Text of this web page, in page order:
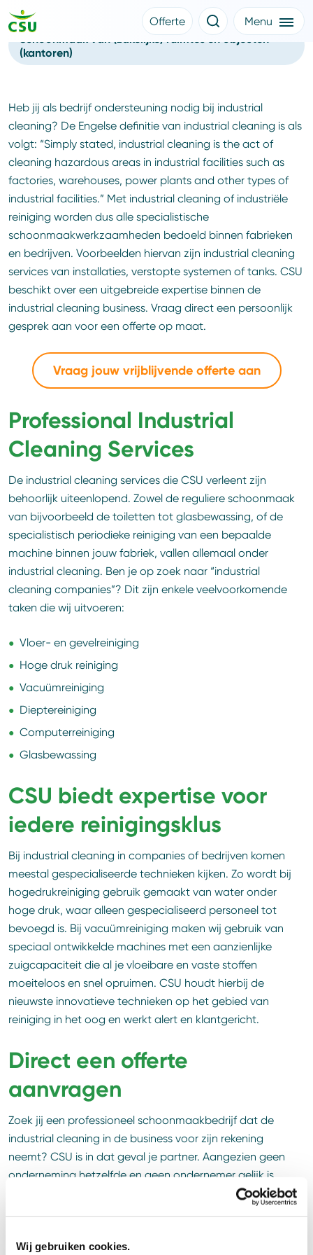
Wij gebruiken cookies.
Meer CSU
Nieuws
Werken bij CSU
Medewerkers
CSU Login
Offerte Menu
Industrial cleaning
Schoonmaak van (zakelijke) ruimtes en objecten
(kantoren)
Heb jij als bedrijf ondersteuning nodig bij industrial
cleaning? De Engelse definitie van industrial cleaning is als
volgt: “Simply stated, industrial cleaning is the act of
cleaning hazardous areas in industrial facilities such as
factories, warehouses, power plants and other types of
industrial facilities.” Met industrial cleaning of industriële
reiniging worden dus alle specialistische
schoonmaakwerkzaamheden bedoeld binnen fabrieken
en bedrijven. Voorbeelden hiervan zijn industrial cleaning
services van installaties, verstopte systemen of tanks. CSU
beschikt over een uitgebreide expertise binnen de
industrial cleaning business. Vraag direct een persoonlijk
gesprek aan voor een offerte op maat.
Vraag jouw vrijblijvende offerte aan
Professional Industrial
Cleaning Services
De industrial cleaning services die CSU verleent zijn
behoorlijk uiteenlopend. Zowel de reguliere schoonmaak
van bijvoorbeeld de toiletten tot glasbewassing, of de
specialistisch periodieke reiniging van een bepaalde
machine binnen jouw fabriek, vallen allemaal onder
industrial cleaning. Ben je op zoek naar “industrial
cleaning companies”? Dit zijn enkele veelvoorkomende
taken die wij uitvoeren:
Vloer- en gevelreiniging
Hoge druk reiniging
Vacuümreiniging
Dieptereiniging
Computerreiniging
Glasbewassing
CSU biedt expertise voor
iedere reinigingsklus
Bij industrial cleaning in companies of bedrijven komen
meestal gespecialiseerde technieken kijken. Zo wordt bij
hogedrukreiniging gebruik gemaakt van water onder
hoge druk, waar alleen gespecialiseerd personeel tot
bevoegd is. Bij vacuümreiniging maken wij gebruik van
speciaal ontwikkelde machines met een aanzienlijke
zuigcapaciteit die al je vloeibare en vaste stoffen
moeiteloos en snel opruimen. CSU houdt hierbij de
nieuwste innovatieve technieken op het gebied van
reiniging in het oog en werkt alert en klantgericht.
Direct een offerte
aanvragen
Zoek jij een professioneel schoonmaakbedrijf dat de
industrial cleaning in de business voor zijn rekening
neemt? CSU is in dat geval je partner. Aangezien geen
onderneming hetzelfde en geen ondernemer gelijk is,
gaan wij graag met je in gesprek over de industrial